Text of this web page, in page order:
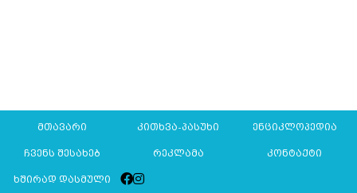
მთავარი კითხვა-პასუხი ენციკლოპედია
ჩვენს შესახებ რეკლამა კონტაქტი
ხშირად დასმული